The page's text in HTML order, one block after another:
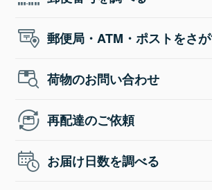
郵便局・ATM・ポストをさ
荷物のお問い合わせ
再配達のご依頼
お届け日数を調べる